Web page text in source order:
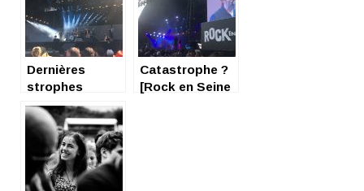
Dernières
strophes
[ROCK EN
SEINE 2019 –
JOUR 3]
Catastrophe ?
[Rock en Seine